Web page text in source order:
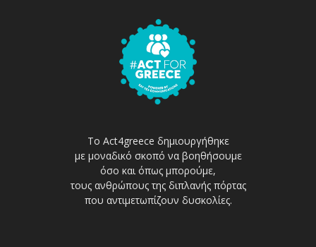
Το Act4greece δημιουργήθηκε
με μοναδικό σκοπό να βοηθήσουμε
όσο και όπως μπορούμε,
τους ανθρώπους της διπλανής πόρτας
που αντιμετωπίζουν δυσκολίες.